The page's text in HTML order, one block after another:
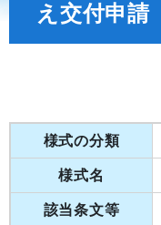
え交付申請
様式の分類
様式名
該当条文等